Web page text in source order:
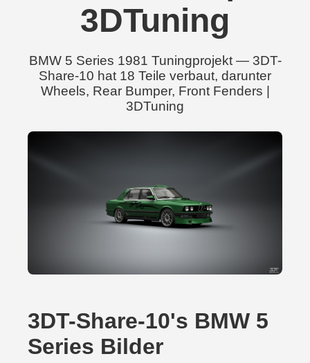
3DTuning
BMW 5 Series 1981 Tuningprojekt — 3DT-
Share-10 hat 18 Teile verbaut, darunter
Wheels, Rear Bumper, Front Fenders |
3DTuning
3DT-Share-10's BMW 5
Series Bilder